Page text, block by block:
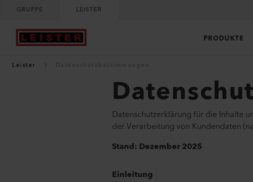
GRUPPE LEISTER
PRODUKTE
Leister
Datenschutzerklärung für die Inhalte
der Verarbeitung von Kundendaten
Stand: Dezember 2025
Einleitung